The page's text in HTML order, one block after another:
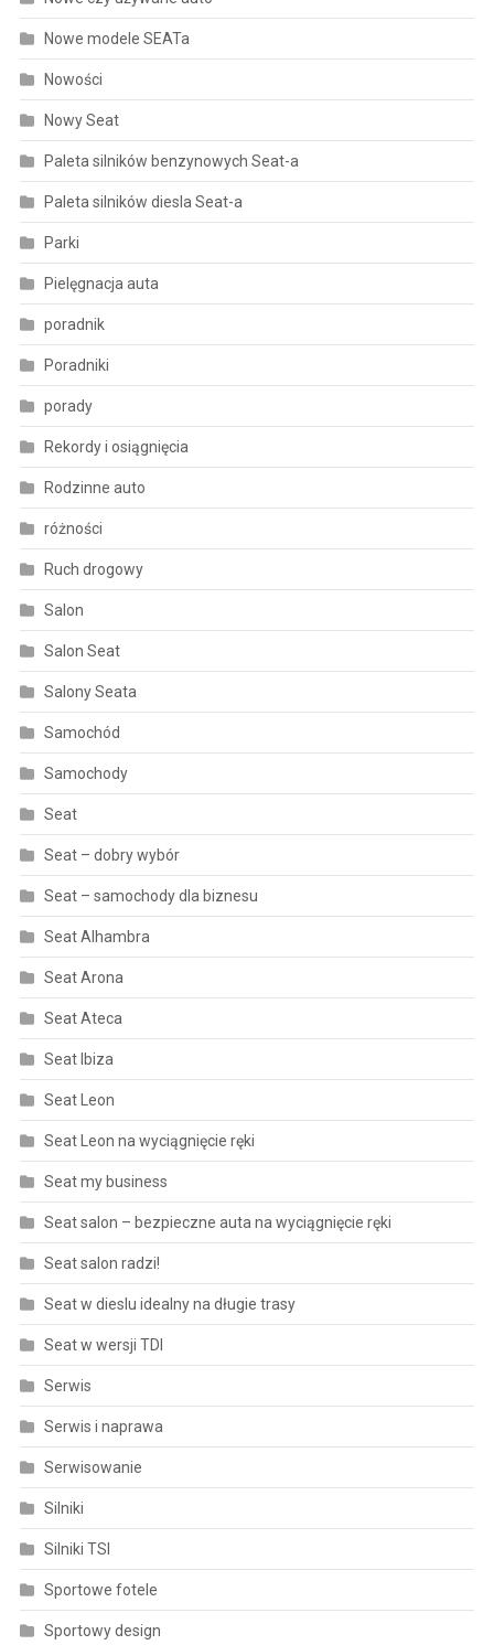
Nowe modele SEATa
Nowości
Nowy Seat
Paleta silników benzynowych Seat-a
Paleta silników diesla Seat-a
Parki
Pielęgnacja auta
poradnik
Poradniki
porady
Rekordy i osiągnięcia
Rodzinne auto
różności
Ruch drogowy
Salon
Salon Seat
Salony Seata
Samochód
Samochody
Seat
Seat – dobry wybór
Seat – samochody dla biznesu
Seat Alhambra
Seat Arona
Seat Ateca
Seat Ibiza
Seat Leon
Seat Leon na wyciągnięcie ręki
Seat my business
Seat salon – bezpieczne auta na wyciągnięcie ręki
Seat salon radzi!
Seat w dieslu idealny na długie trasy
Seat w wersji TDI
Serwis
Serwis i naprawa
Serwisowanie
Silniki
Silniki TSI
Sportowe fotele
Sportowy design